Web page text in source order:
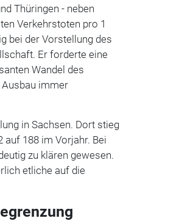
Thüringen - neben
Verkehrstoten pro 1
bei der Vorstellung des
Er forderte eine
Wandel des
immer
in Sachsen. Dort stieg
auf 188 im Vorjahr. Bei
zu klären gewesen.
etliche auf die